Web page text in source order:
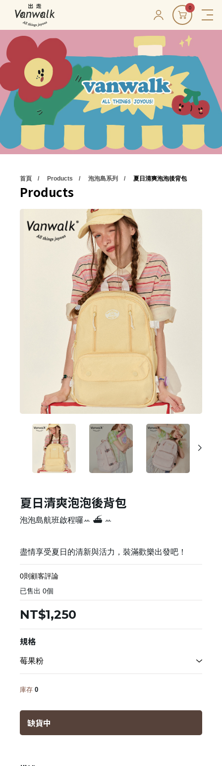
0
首頁 Products 泡泡島系列 夏日清爽泡泡後背包
Products
夏日清爽泡泡後背包
泡泡島航班啟程囉ꕀ ⛴ ꕀ
盡情享受夏日的清新與活力，裝滿歡樂出發吧！
0則顧客評論
已售出 0個
NT$1,250
規格
庫存 0
缺貨中